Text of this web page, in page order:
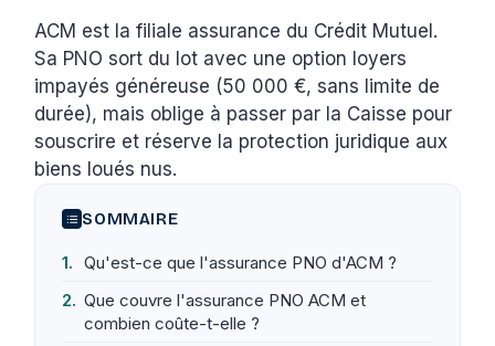
ACM est la filiale assurance du Crédit Mutuel.
Sa PNO sort du lot avec une option loyers
impayés généreuse (50 000 €, sans limite de
durée), mais oblige à passer par la Caisse pour
souscrire et réserve la protection juridique aux
biens loués nus.
SOMMAIRE
Qu'est-ce que l'assurance PNO d'ACM ?
Que couvre l'assurance PNO ACM et
combien coûte-t-elle ?